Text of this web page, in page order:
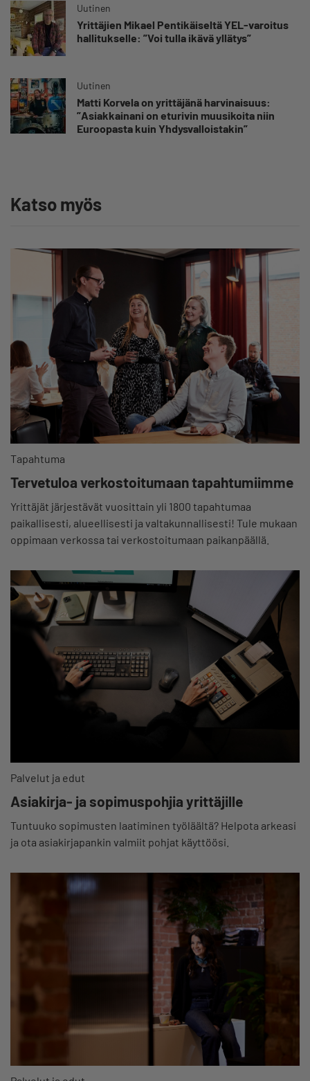
Uutinen
Yrittäjien Mikael Pentikäiseltä YEL-varoitus
hallitukselle: ”Voi tulla ikävä yllätys”
Uutinen
Matti Korvela on yrittäjänä harvinaisuus:
”Asiakkainani on eturivin muusikoita niin
Euroopasta kuin Yhdysvalloistakin”
Katso myös
Tapahtuma
Tervetuloa verkostoitumaan tapahtumiimme
Yrittäjät järjestävät vuosittain yli 1800 tapahtumaa
paikallisesti, alueellisesti ja valtakunnallisesti! Tule mukaan
oppimaan verkossa tai verkostoitumaan paikanpäällä.
Palvelut ja edut
Asiakirja- ja sopimuspohjia yrittäjille
Tuntuuko sopimusten laatiminen työläältä? Helpota arkeasi
ja ota asiakirjapankin valmiit pohjat käyttöösi.